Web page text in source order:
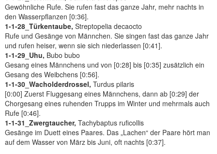
Gewöhnliche Rufe. Sie rufen fast das ganze Jahr, mehr nachts in
den Wasserpflanzen [0:36].
1-1-28_Türkentaube, Streptopelia decaocto
Rufe und Gesänge von Männchen. Sie singen fast das ganze Jahr
und rufen heiser, wenn sie sich niederlassen [0:41].
1-1-29_Uhu, Bubo bubo
Gesang eines Männchens und von [0:28] bis [0:35] zusätzlich ein
Gesang des Weibchens [0:56].
1-1-30_Wacholderdrossel, Turdus pilaris
[0:00] Zuerst Fluggesang eines Männchens, dann ab [0:29] der
Chorgesang eines ruhenden Trupps im Winter und mehrmals auch
Rufe [0:46].
1-1-31_Zwergtaucher, Tachybaptus ruficollis
Gesänge im Duett eines Paares. Das „Lachen“ der Paare hört man
auf dem Wasser von März bis Juni, oft nachts [0:37].